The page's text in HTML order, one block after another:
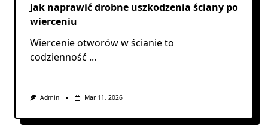
Jak naprawić drobne uszkodzenia ściany po
wierceniu
Wiercenie otworów w ścianie to
codzienność ...
Admin Mar 11, 2026